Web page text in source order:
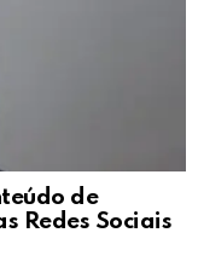
de
Redes Sociais